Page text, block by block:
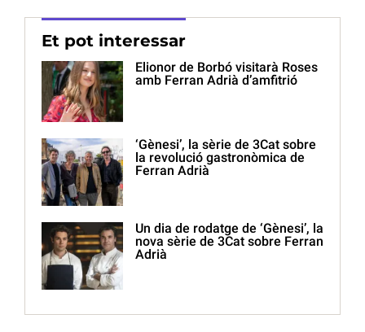
Et pot interessar
Elionor de Borbó visitarà Roses
amb Ferran Adrià d’amfitrió
‘Gènesi’, la sèrie de 3Cat sobre
la revolució gastronòmica de
Ferran Adrià
Un dia de rodatge de ‘Gènesi’, la
nova sèrie de 3Cat sobre Ferran
Adrià